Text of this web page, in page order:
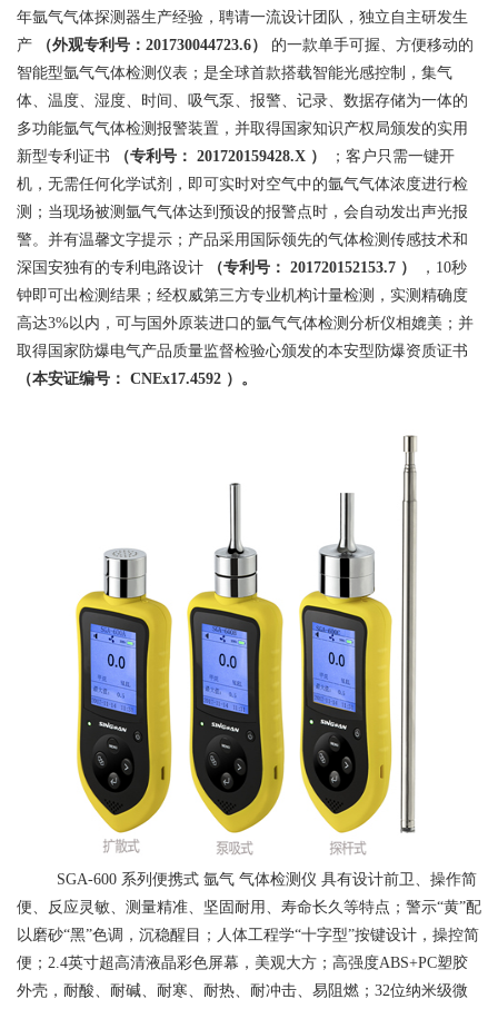
年氩气气体探测器生产经验，聘请一流设计团队，独立自主研发生
产
（外观专利号：201730044723.6）
的一款单手可握、方便移动的
智能型氩气气体检测仪表；是全球首款搭载智能光感控制，集气
体、温度、湿度、时间、吸气泵、报警、记录、数据存储为一体的
多功能氩气气体检测报警装置，并取得国家知识产权局颁发的实用
新型专利证书
（专利号： 201720159428.X ）
；客户只需一键开
机，无需任何化学试剂，即可实时对空气中的氩气气体浓度进行检
测；当现场被测氩气气体达到预设的报警点时，会自动发出声光报
警。并有温馨文字提示；产品采用国际领先的气体检测传感技术和
深国安独有的专利电路设计
（专利号： 201720152153.7 ）
，10秒
钟即可出检测结果；经权威第三方专业机构计量检测，实测精确度
高达3%以内，可与国外原装进口的氩气气体检测分析仪相媲美；并
取得国家防爆电气产品质量监督检验心颁发的本安型防爆资质证书
（本安证编号： CNEx17.4592 ）。
SGA-600 系列便携式 氩气 气体检测仪 具有设计前卫、操作简
便、反应灵敏、测量精准、坚固耐用、寿命长久等特点；警示“黄”配
以磨砂“黑”色调，沉稳醒目；人体工程学“十字型”按键设计，操控简
便；2.4英寸超高清液晶彩色屏幕，美观大方；高强度ABS+PC塑胶
外壳，耐酸、耐碱、耐寒、耐热、耐冲击、易阻燃；32位纳米级微